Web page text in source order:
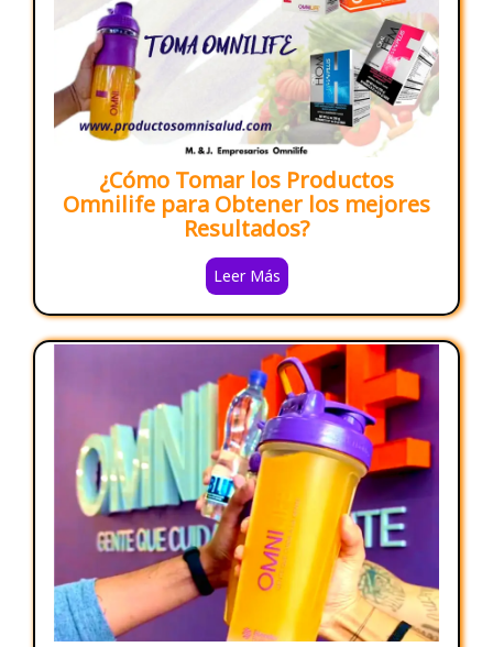
¿Cómo Tomar los Productos
Omnilife para Obtener los mejores
Resultados?
Leer Más